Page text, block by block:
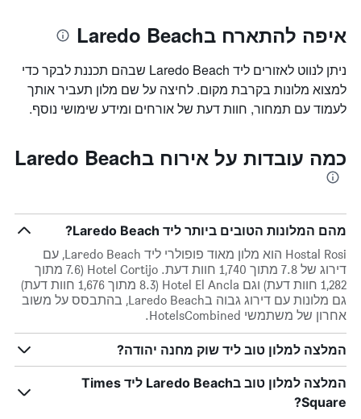
איפה להתארח בLaredo Beach
ניתן לנווט לאזורים ליד Laredo Beach שבהם תכננת לבקר כדי
למצוא מלונות בקרבת מקום. לחיצה על שם מלון תעביר אותך
לעמוד עם תמחור, חוות דעת של אורחים ומידע שימושי נוסף.
כמה עובדות על אירוח בLaredo Beach
מהם המלונות הטובים ביותר ליד Laredo Beach?
Hostal Rosi הוא מלון מאוד פופולרי ליד Laredo Beach, עם
דירוג של 7.8 מתוך 1,740 חוות דעת. Hotel Cortijo (7.6 מתוך
1,282 חוות דעת) וגם Hotel El Ancla (8.3 מתוך 1,676 חוות דעת)
גם מלונות עם דירוג גבוה בLaredo Beach, בהתבסס על משוב
אחרון של משתמשי HotelsCombined.
המלצה למלון טוב ליד שוק מחנה יהודה?
המלצה למלון טוב בLaredo Beach ליד Times
Square?